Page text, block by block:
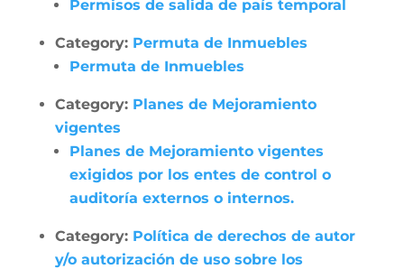
Permisos de salida de país temporal
Category: Permuta de Inmuebles
Permuta de Inmuebles
Category: Planes de Mejoramiento
vigentes
Planes de Mejoramiento vigentes
exigidos por los entes de control o
auditoría externos o internos.
Category: Política de derechos de autor
y/o autorización de uso sobre los